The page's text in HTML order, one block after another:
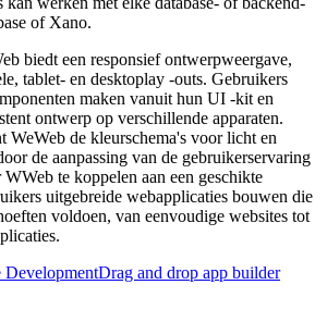
of Xano.
biedt een responsief ontwerpweergave,
tablet- en desktoplay -outs. Gebruikers
maken vanuit hun UI -kit en
ontwerp op verschillende apparaten.
WeWeb de kleurschema's voor licht en
de aanpassing van de gebruikerservaring
te koppelen aan een geschikte
uitgebreide webapplicaties bouwen die
voldoen, van eenvoudige websites tot
DevelopmentDrag and drop app builder